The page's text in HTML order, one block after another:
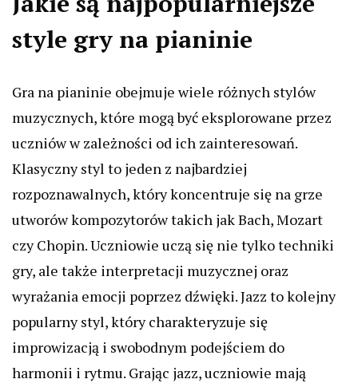
style gry na pianinie
Gra na pianinie obejmuje wiele różnych stylów
muzycznych, które mogą być eksplorowane przez
uczniów w zależności od ich zainteresowań.
Klasyczny styl to jeden z najbardziej
rozpoznawalnych, który koncentruje się na grze
utworów kompozytorów takich jak Bach, Mozart
czy Chopin. Uczniowie uczą się nie tylko techniki
gry, ale także interpretacji muzycznej oraz
wyrażania emocji poprzez dźwięki. Jazz to kolejny
popularny styl, który charakteryzuje się
improwizacją i swobodnym podejściem do
harmonii i rytmu. Grając jazz, uczniowie mają